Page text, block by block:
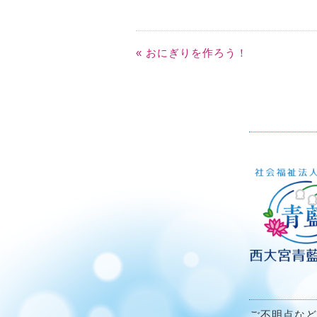
« おにぎりを作ろう！
ご不明点な